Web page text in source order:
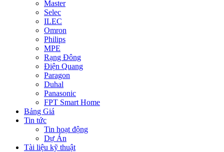
Master
Selec
ILEC
Omron
Philips
MPE
Rạng Đông
Điện Quang
Paragon
Duhal
Panasonic
FPT Smart Home
Bảng Giá
Tin tức
Tin hoạt động
Dự Án
Tài liệu kỹ thuật